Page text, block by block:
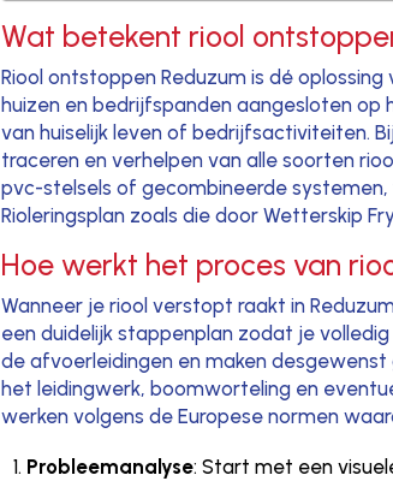
Wat betekent riool
Riool ontstoppen Reduzum is dé
huizen en bedrijfspanden aangesloten
van huiselijk leven of bedrijfsactiviteiten.
traceren en verhelpen van alle soorten
pvc-stelsels of gecombineerde
Rioleringsplan zoals die door Wetterskip
Hoe werkt het proces van
Wanneer je riool verstopt raakt in
een duidelijk stappenplan zodat je
de afvoerleidingen en maken
het leidingwerk, boomworteling en
werken volgens de Europese normen
Probleemanalyse: Start met een